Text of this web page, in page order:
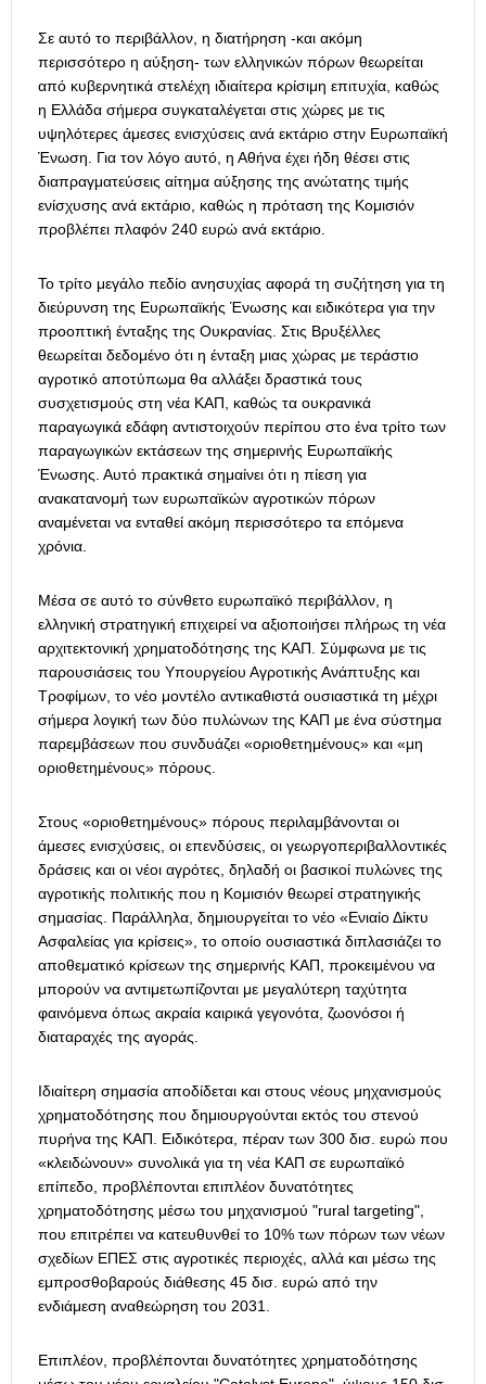
Σε αυτό το περιβάλλον, η διατήρηση -και ακόμη
περισσότερο η αύξηση- των ελληνικών πόρων θεωρείται
από κυβερνητικά στελέχη ιδιαίτερα κρίσιμη επιτυχία, καθώς
η Ελλάδα σήμερα συγκαταλέγεται στις χώρες με τις
υψηλότερες άμεσες ενισχύσεις ανά εκτάριο στην Ευρωπαϊκή
Ένωση. Για τον λόγο αυτό, η Αθήνα έχει ήδη θέσει στις
διαπραγματεύσεις αίτημα αύξησης της ανώτατης τιμής
ενίσχυσης ανά εκτάριο, καθώς η πρόταση της Κομισιόν
προβλέπει πλαφόν 240 ευρώ ανά εκτάριο.
Το τρίτο μεγάλο πεδίο ανησυχίας αφορά τη συζήτηση για τη
διεύρυνση της Ευρωπαϊκής Ένωσης και ειδικότερα για την
προοπτική ένταξης της Ουκρανίας. Στις Βρυξέλλες
θεωρείται δεδομένο ότι η ένταξη μιας χώρας με τεράστιο
αγροτικό αποτύπωμα θα αλλάξει δραστικά τους
συσχετισμούς στη νέα ΚΑΠ, καθώς τα ουκρανικά
παραγωγικά εδάφη αντιστοιχούν περίπου στο ένα τρίτο των
παραγωγικών εκτάσεων της σημερινής Ευρωπαϊκής
Ένωσης. Αυτό πρακτικά σημαίνει ότι η πίεση για
ανακατανομή των ευρωπαϊκών αγροτικών πόρων
αναμένεται να ενταθεί ακόμη περισσότερο τα επόμενα
χρόνια.
Μέσα σε αυτό το σύνθετο ευρωπαϊκό περιβάλλον, η
ελληνική στρατηγική επιχειρεί να αξιοποιήσει πλήρως τη νέα
αρχιτεκτονική χρηματοδότησης της ΚΑΠ. Σύμφωνα με τις
παρουσιάσεις του Υπουργείου Αγροτικής Ανάπτυξης και
Τροφίμων, το νέο μοντέλο αντικαθιστά ουσιαστικά τη μέχρι
σήμερα λογική των δύο πυλώνων της ΚΑΠ με ένα σύστημα
παρεμβάσεων που συνδυάζει «οριοθετημένους» και «μη
οριοθετημένους» πόρους.
Στους «οριοθετημένους» πόρους περιλαμβάνονται οι
άμεσες ενισχύσεις, οι επενδύσεις, οι γεωργοπεριβαλλοντικές
δράσεις και οι νέοι αγρότες, δηλαδή οι βασικοί πυλώνες της
αγροτικής πολιτικής που η Κομισιόν θεωρεί στρατηγικής
σημασίας. Παράλληλα, δημιουργείται το νέο «Ενιαίο Δίκτυ
Ασφαλείας για κρίσεις», το οποίο ουσιαστικά διπλασιάζει το
αποθεματικό κρίσεων της σημερινής ΚΑΠ, προκειμένου να
μπορούν να αντιμετωπίζονται με μεγαλύτερη ταχύτητα
φαινόμενα όπως ακραία καιρικά γεγονότα, ζωονόσοι ή
διαταραχές της αγοράς.
Ιδιαίτερη σημασία αποδίδεται και στους νέους μηχανισμούς
χρηματοδότησης που δημιουργούνται εκτός του στενού
πυρήνα της ΚΑΠ. Ειδικότερα, πέραν των 300 δισ. ευρώ που
«κλειδώνουν» συνολικά για τη νέα ΚΑΠ σε ευρωπαϊκό
επίπεδο, προβλέπονται επιπλέον δυνατότητες
χρηματοδότησης μέσω του μηχανισμού "rural targeting",
που επιτρέπει να κατευθυνθεί το 10% των πόρων των νέων
σχεδίων ΕΠΕΣ στις αγροτικές περιοχές, αλλά και μέσω της
εμπροσθοβαρούς διάθεσης 45 δισ. ευρώ από την
ενδιάμεση αναθεώρηση του 2031.
Επιπλέον, προβλέπονται δυνατότητες χρηματοδότησης